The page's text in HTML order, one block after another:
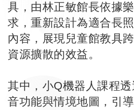
具，由林正敏館長依據
求，重新設計為適合長
內容，展現兒童館教具
資源擴散的效益。
其中，小Q機器人課程
音功能與情境地圖，引